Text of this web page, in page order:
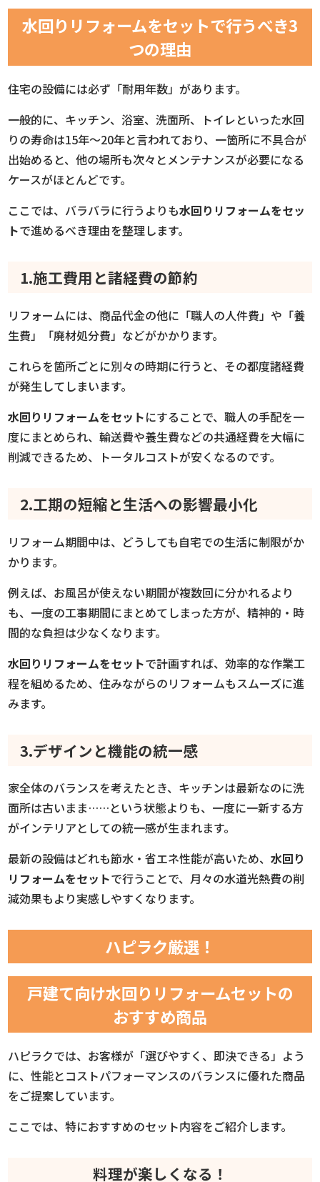
水回りリフォームをセットで行うべき3
つの理由
住宅の設備には必ず「耐用年数」があります。
一般的に、キッチン、浴室、洗面所、トイレといった水回
りの寿命は15年〜20年と言われており、一箇所に不具合が
出始めると、他の場所も次々とメンテナンスが必要になる
ケースがほとんどです。
ここでは、バラバラに行うよりも水回りリフォームをセッ
トで進めるべき理由を整理します。
1.施工費用と諸経費の節約
リフォームには、商品代金の他に「職人の人件費」や「養
生費」「廃材処分費」などがかかります。
これらを箇所ごとに別々の時期に行うと、その都度諸経費
が発生してしまいます。
水回りリフォームをセットにすることで、職人の手配を一
度にまとめられ、輸送費や養生費などの共通経費を大幅に
削減できるため、トータルコストが安くなるのです。
2.工期の短縮と生活への影響最小化
リフォーム期間中は、どうしても自宅での生活に制限がか
かります。
例えば、お風呂が使えない期間が複数回に分かれるより
も、一度の工事期間にまとめてしまった方が、精神的・時
間的な負担は少なくなります。
水回りリフォームをセットで計画すれば、効率的な作業工
程を組めるため、住みながらのリフォームもスムーズに進
みます。
3.デザインと機能の統一感
家全体のバランスを考えたとき、キッチンは最新なのに洗
面所は古いまま……という状態よりも、一度に一新する方
がインテリアとしての統一感が生まれます。
最新の設備はどれも節水・省エネ性能が高いため、水回り
リフォームをセットで行うことで、月々の水道光熱費の削
減効果もより実感しやすくなります。
ハピラク厳選！
戸建て向け水回りリフォームセットの
おすすめ商品
ハピラクでは、お客様が「選びやすく、即決できる」よう
に、性能とコストパフォーマンスのバランスに優れた商品
をご提案しています。
ここでは、特におすすめのセット内容をご紹介します。
料理が楽しくなる！